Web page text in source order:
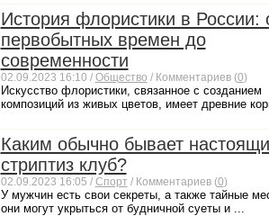
История флористики в России:
первобытных времен до
современности
02.09.2023 16:10 / Общество / Комментариев (0)
Искусство флористики, связанное с созданием
композиций из живых цветов, имеет древние
Каким обычно бывает
стриптиз клуб?
02.09.2023 16:05 / Спорт / Комментариев (0)
У мужчин есть свои секреты, а также тайные
они могут укрыться от будничной суеты и ...